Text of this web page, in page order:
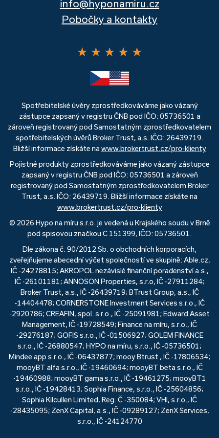
info@hyponamiru.cz
Pobočky a kontakty
★ ★ ★ ★ ★
Spotřebitelské úvěry zprostředkováváme jako vázaný
zástupce zapsaný v registru ČNB pod IČO: 05736501 a
zároveň registrovaný pod Samostatným zprostředkovatelem
spotřebitelských úvěrů Broker Trust, a.s. IČO: 26439719.
Bližší informace získáte na www.brokertrust.cz/pro-klienty
Pojistné produkty zprostředkováváme jako vázaný zástupce
zapsaný v registru ČNB pod IČO: 05736501 a zároveň
registrovaný pod Samostatným zprostředkovatelem Broker
Trust, a.s. IČO: 26439719. Bližší informace získáte na
www.brokertrust.cz/pro-klienty
© 2026 Hypo na míru s.r.o. je vedená u Krajského soudu v Brně
pod spisovou značkou C 151399, IČO: 05736501.
Dle zákona č. 90/2012 Sb. o obchodních korporacích,
zveřejňujeme abecední výčet společností ve skupině: Able.cz,
IČ -24278815; AKROPOL nezávislé finanční poradenství a.s.,
IČ -26101181; ANNOSON Properties, s.r.o, IČ -27911284;
Broker Trust, a.s., IČ -26439719; BTrust Group, a.s., IČ
-14404478; CORNERSTONE Investment Services s.r.o., IČ
-2920786; CREAFIN, spol. s r.o., IČ -25091981; Edward Asset
Management, IČ -19728549; Finance na míru, s.r.o., IČ
-29276187; GOFIS s.r.o., IČ -01506927; GOLEM FINANCE
s.r.o., IČ -26880547; HYPO na míru, s.r.o., IČ -05736501;
Mindee app s.r.o., IČ -06437877; mooy Btrust , IČ -17806534;
mooyBT alfa s.r.o., IČ -19460694; mooyBT beta s.r.o., IČ
-19460988; mooyBT gama s.r.o., IČ -19461275; mooyBT1
s.r.o., IČ -19428413; Sophia Finance, s.r.o., IČ -25604856;
Sophia Kilcullen Limited, Reg. Č -350084; VHI, s.r.o., IČ
-28435095; ZenX Capital, a.s., IČ -09289127; ZenX Services,
s.r.o., IČ -24124770